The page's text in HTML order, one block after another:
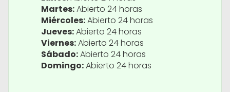
Martes:Abierto 24 horas
Miércoles:Abierto 24 horas
Jueves:Abierto 24 horas
Viernes:Abierto 24 horas
Sábado:Abierto 24 horas
Domingo:Abierto 24 horas